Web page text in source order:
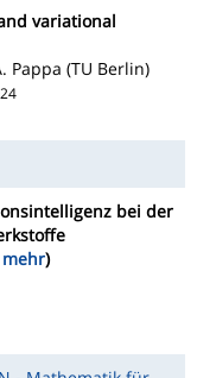
variational
Pappa (TU Berlin)
bei der
mehr)